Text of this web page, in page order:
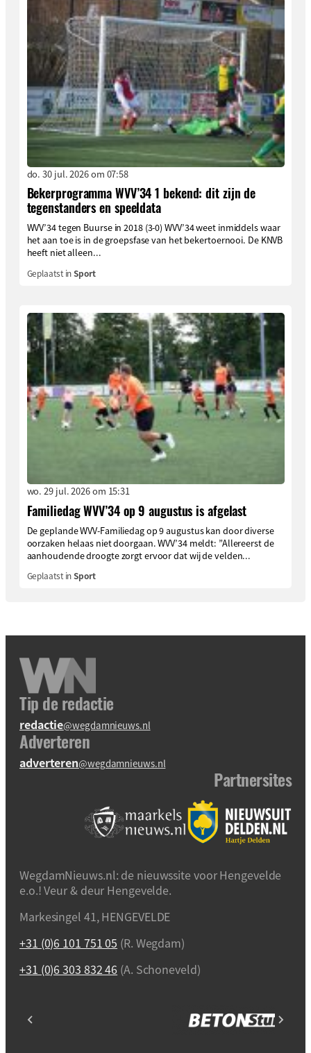
do. 30 jul. 2026 om 07:58
Bekerprogramma WVV’34 1 bekend: dit zijn de
tegenstanders en speeldata
WVV’34 tegen Buurse in 2018 (3-0) WVV’34 weet inmiddels waar
het aan toe is in de groepsfase van het bekertoernooi. De KNVB
heeft niet alleen...
Geplaatst inSport
wo. 29 jul. 2026 om 15:31
Familiedag WVV’34 op 9 augustus is afgelast
De geplande WVV-Familiedag op 9 augustus kan door diverse
oorzaken helaas niet doorgaan. WVV’34 meldt: ”Allereerst de
aanhoudende droogte zorgt ervoor dat wij de velden...
Geplaatst inSport
Tip de redactie
redactie@wegdamnieuws.nl
Adverteren
adverteren@wegdamnieuws.nl
Partnersites
WegdamNieuws.nl: de nieuwssite voor Hengevelde
e.o.! Veur & deur Hengevelde.
Markesingel 41, HENGEVELDE
+31 (0)6 101 751 05 (R. Wegdam)
+31 (0)6 303 832 46 (A. Schoneveld)